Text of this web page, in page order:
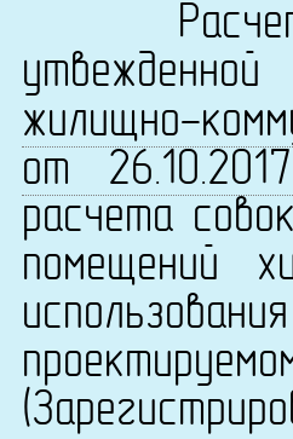
Расчет
утвежденной
жилищно-
от
расчета
помещений